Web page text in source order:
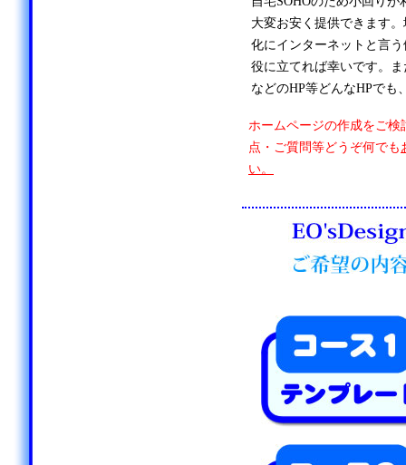
大変お安く提供できます
化にインターネットと言
役に立てれば幸いです。
などのHP等どんなHPでも
ホームページの作成をご検
点・ご質問等どうぞ何でも
い。